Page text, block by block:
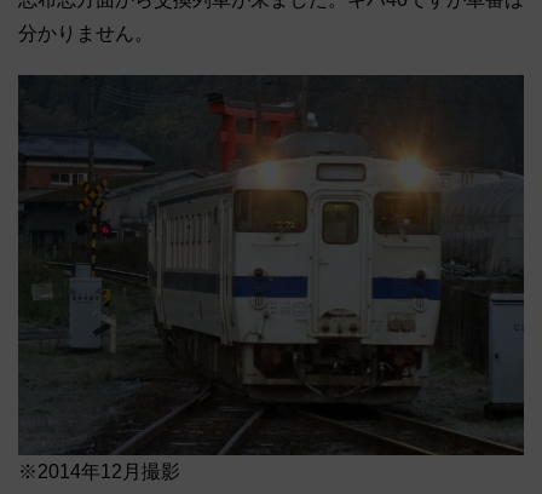
分かりません。
※2014年12月撮影